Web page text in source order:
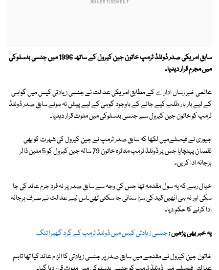
سابق امریکی صدر ڈونلڈ ٹرمپ خاتون جین کیرول کے ساتھ 1996 میں جنسی بدسلوکی
میں مجرم قرار دیدیا۔
عالمی خبر رساں ادارے کے مطابق امریکی عدالت نے جنسی زیادتی کیس میں گواہی
کے لیے بار بار طلب کیے جانے کے باوجود گوہی کے لیے پیش نہ ہونے سابق صدر ڈونلڈ
ٹرمپ کو خاتون جین کیرول سے جنسی بدسلوکی میں ملوث قرار دیدیا۔
جیوری نے فیصلےمیں لکھا کہ سابق صدر ٹرمپ نے جین کیرول کی شہرت کو بھی
نقصان پہنچایا جس پر ڈونلڈ ٹرمپ متاثرہ خاتون 79 سالہ جین کیرول کو 5 ملین ڈالر
ہرجانہ ادا کریں۔
خیال رہے کہ یہ سول مقدمہ تھا جس کی وجہ سے سابق صدر پر نہ فرد جرم عائد کی جا
سکی اور نہ ہی انھیں قید کی سزا سنائی جا سکتی تھی۔اس لیے عدالت نے صرف ہرجانہ
ادا کرنے کا حکم دیا۔
یہ خبر بھی پڑھیں :جنسی زیادتی کیس میں ڈونلڈ ٹرمپ کے گرد گھیرا تنگ
خاتون جین کیرول نے مقدمے میں سابق صدر پر جنسی زیادتی کا الزام عائد کیا تھا تاہم